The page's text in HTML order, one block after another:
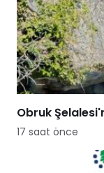
Obruk
17 saat önce